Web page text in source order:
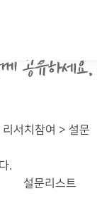
서치참여 > 설문
.
설문리스트